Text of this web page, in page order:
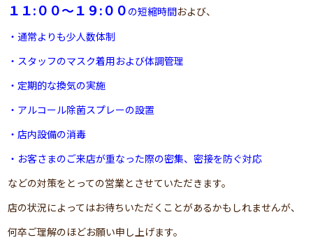
１１:００～１９:００ の短縮時間および、
・通常よりも少人数体制
・スタッフのマスク着用および体調管理
・定期的な換気の実施
・アルコール除菌スプレーの設置
・店内設備の消毒
・お客さまのご来店が重なった際の密集、密接を防ぐ対応
などの対策をとっての営業とさせていただきます。
店の状況によってはお待ちいただくことがあるかもしれませんが、
何卒ご理解のほどお願い申し上げます。